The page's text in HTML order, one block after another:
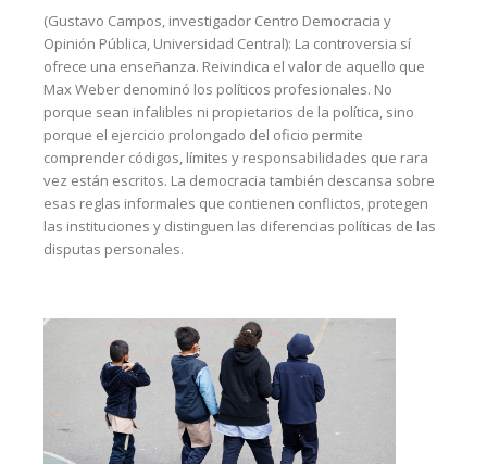
(Gustavo Campos, investigador Centro Democracia y
Opinión Pública, Universidad Central): La controversia sí
ofrece una enseñanza. Reivindica el valor de aquello que
Max Weber denominó los políticos profesionales. No
porque sean infalibles ni propietarios de la política, sino
porque el ejercicio prolongado del oficio permite
comprender códigos, límites y responsabilidades que rara
vez están escritos. La democracia también descansa sobre
esas reglas informales que contienen conflictos, protegen
las instituciones y distinguen las diferencias políticas de las
disputas personales.